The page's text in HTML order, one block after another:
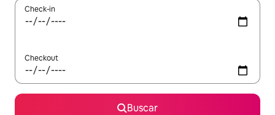
Check-in
Checkout
Buscar